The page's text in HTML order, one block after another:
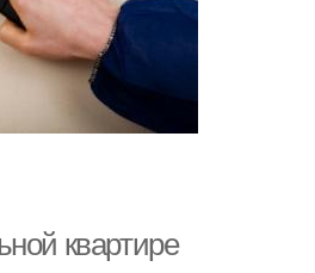
квартире